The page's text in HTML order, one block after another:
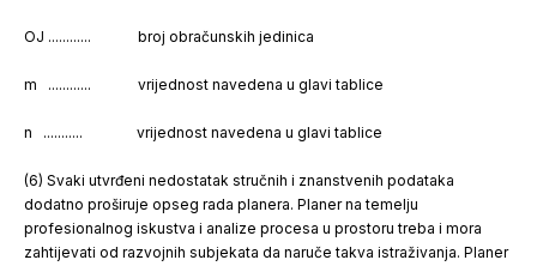
OJ ............ broj obračunskih jedinica
m ............ vrijednost navedena u glavi tablice
n ........... vrijednost navedena u glavi tablice
(6) Svaki utvrđeni nedostatak stručnih i znanstvenih podataka
dodatno proširuje opseg rada planera. Planer na temelju
profesionalnog iskustva i analize procesa u prostoru treba i mora
zahtijevati od razvojnih subjekata da naruče takva istraživanja. Planer